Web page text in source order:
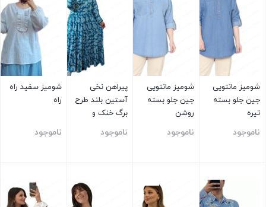
شومیز مانتویی
جین جلو بسته
تیره
ناموجود
شومیز مانتویی
جین جلو بسته
روشن
ناموجود
پیراهن نخی
آستین بلند طرح
برگ خنک و
آبرفت)
ناموجود
شومیز سفید راه
راه
ناموجود